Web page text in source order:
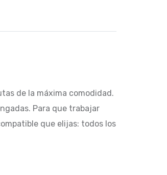
de la máxima comodidad.
Para que trabajar
que elijas: todos los